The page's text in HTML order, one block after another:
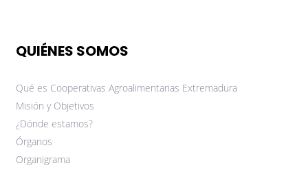
QUIÉNES SOMOS
Qué es Cooperativas Agroalimentarias Extremadura
Misión y Objetivos
¿Dónde estamos?
Órganos
Organigrama